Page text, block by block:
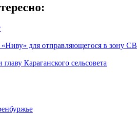
для отправляющегося в зону
Караганского сельсовета